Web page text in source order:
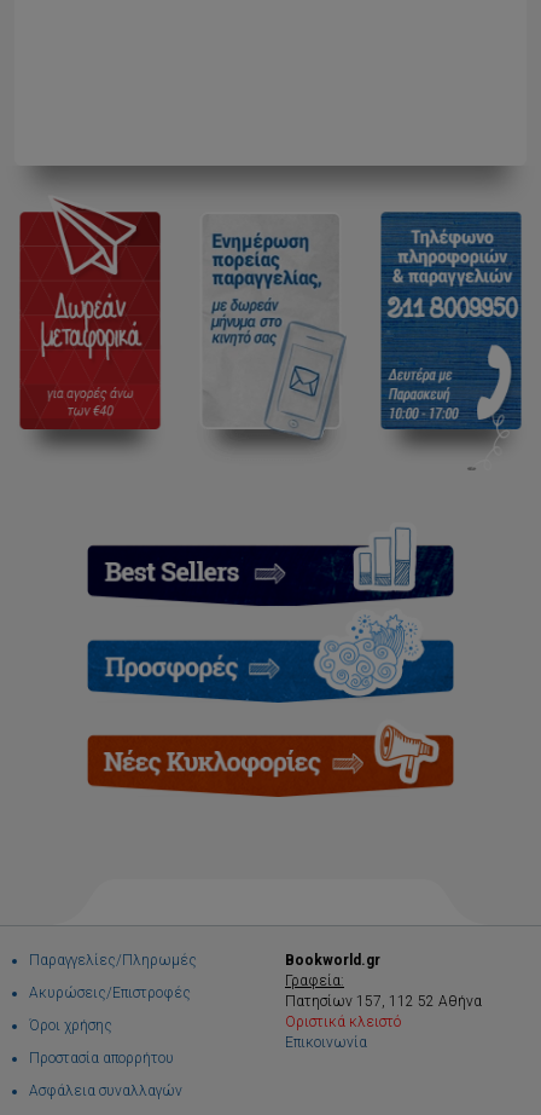
Παραγγελίες/Πληρωμές
Ακυρώσεις/Επιστροφές
Όροι χρήσης
Προστασία απορρήτου
Ασφάλεια συναλλαγών
Bookworld.gr
Γραφεία:
Πατησίων 157, 112 52 Αθήνα
Οριστικά κλειστό
Επικοινωνία